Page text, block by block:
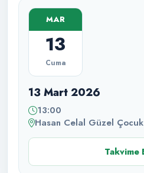
MAR
13
Cuma
13 Mart 2026
13:00
Hasan Celal Güzel
Takvime